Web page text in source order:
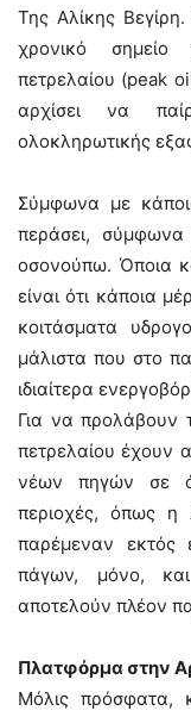
Της Αλίκης
χρονικό σημείο
πετρελαίου (peak
αρχίσει να
ολοκληρωτικής
Σύμφωνα με
περάσει,
οσονούπω. Όποια
είναι ότι κάποια
κοιτάσματα
μάλιστα που στο
ιδιαίτερα
Για να προλάβουν
πετρελαίου έχουν
νέων πηγών σε
περιοχές, όπως η
παρέμεναν εκτός
πάγων, μόνο,
αποτελούν πλέον
Πλατφόρμα στην
Μόλις πρόσφατα,